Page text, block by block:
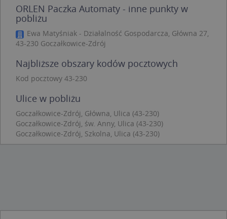
ORLEN Paczka Automaty - inne punkty w
pobliżu
Ewa Matyśniak - Działalność Gospodarcza, Główna 27,
43-230 Goczałkowice-Zdrój
Najbliższe obszary kodów pocztowych
Kod pocztowy 43-230
Ulice w pobliżu
Goczałkowice-Zdrój, Główna, Ulica (43-230)
Goczałkowice-Zdrój, św. Anny, Ulica (43-230)
Goczałkowice-Zdrój, Szkolna, Ulica (43-230)
Niezbędne Wydajność
Targetowanie
Niezbędne pliki cookie umożliwiają korzystanie z
jak logowanie użytkownika i zarządzanie kontem.
Bez niezbędnych plików cookie nie można
prawidłowo korzystać ze strony internetowej.
Nazwa
APPSESSID .targeo.pl
CookieScriptConsent
CookieScript
.targeo.pl